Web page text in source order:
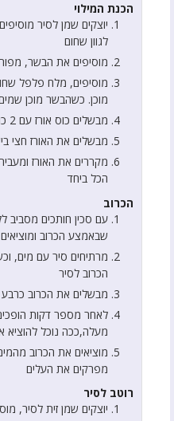
הכנת המילוי
יוצקים שמן לסיר
לגוון שחום
מוסיפים את הבשר,
מוסיפים, מלח פלפל
מוכן. כשהבשר מוכן
מבשלים כוס אורז עם 2 כוסות מים מעט שמן וכפית מלח
מבשלים את האורז חצי
מקררים את האורז
הכל ביחד
הכרוב
עם סכין חותכים מסביב
שבאמצע הכרוב
מרתיחים סיר עם מים,
הכרוב לסיר
מבשלים את הכרוב
לאחר מספר דקות
מעלה,ככה נוכל להוציא
מוציאים את הכרוב
מפרקים את העלים
רוטב לסיר
יוצקים שמן זית לסיר,